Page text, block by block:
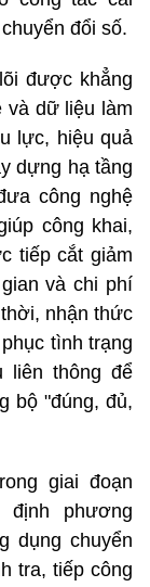
đổi số.
được khẳng
và dữ liệu làm
lực, hiệu quả
dựng hạ tầng
công nghệ
công khai,
tiếp cắt giảm
và chi phí
nhận thức
tình trạng
liên thông để
bộ "đúng, đủ,
giai đoạn
định phương
dụng chuyển
tra, tiếp công